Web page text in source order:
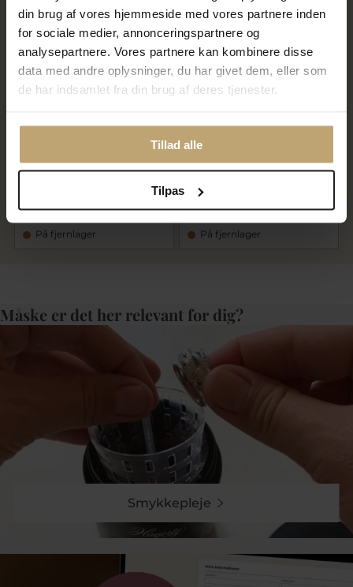
din brug af vores hjemmeside med vores partnere inden
for sociale medier, annonceringspartnere og
analysepartnere. Vores partnere kan kombinere disse
data med andre oplysninger, du har givet dem, eller som
de har indsamlet fra din brug af deres tjenester.
Tillad alle
Tilpas
Blue halskæde forgyldt sølv
m. perler (40+10 cm)
900,00 kr
På fjernlager
Nuni Copenhagen Anastasia
halskæde forgyldt sølv m.
perler (39+5 cm)
900,00 kr
720,00 kr
På fjernlager
Måske er det her relevant for dig?
Smykkepleje